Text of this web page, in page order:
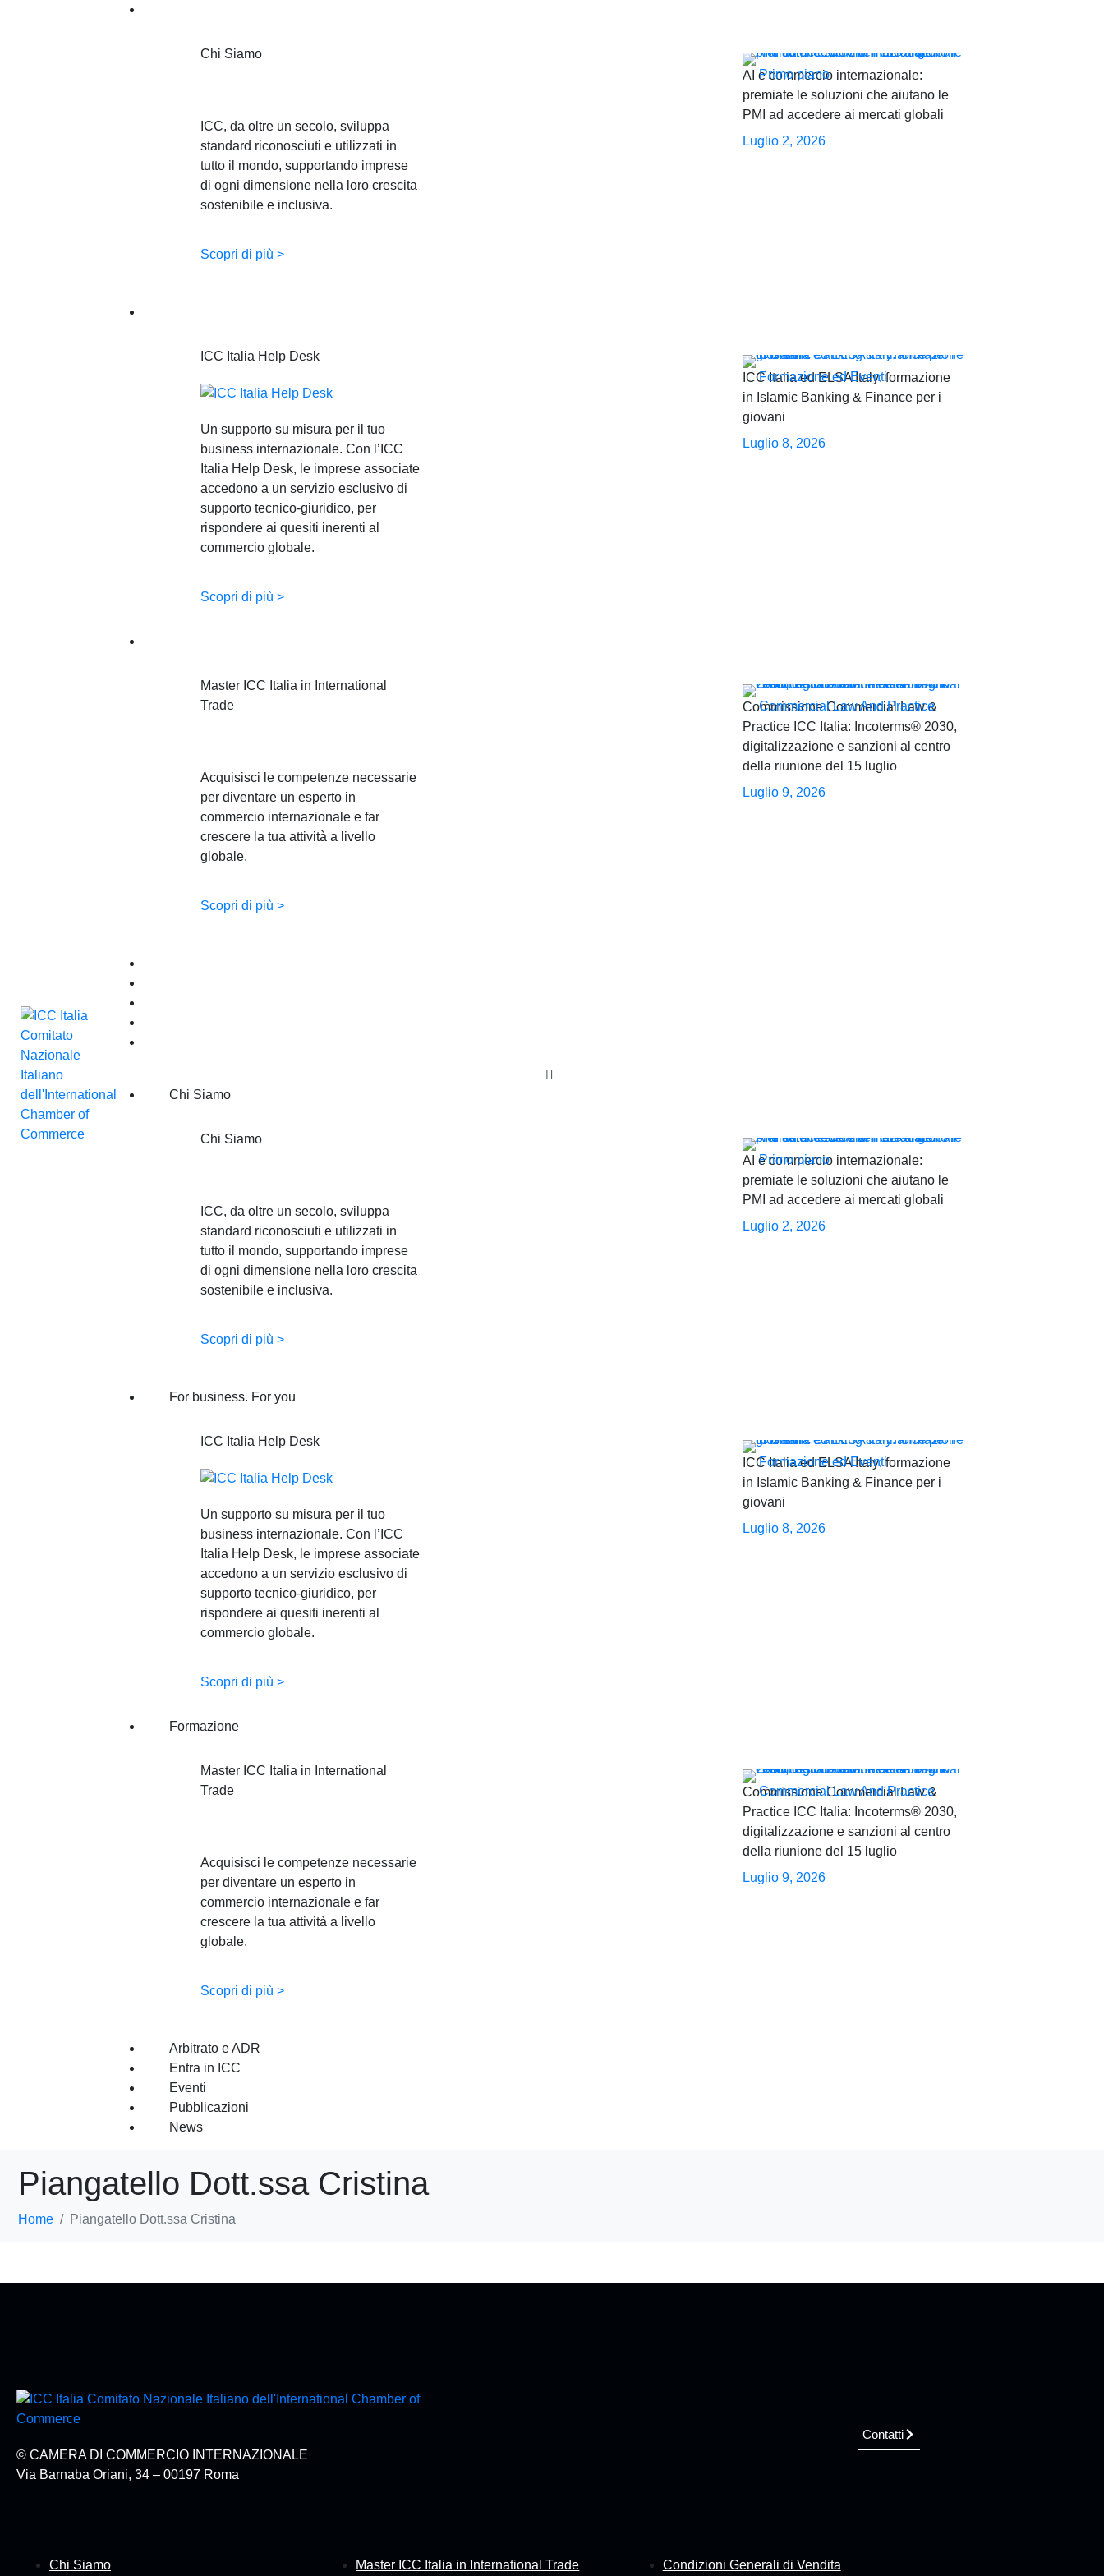
Chi Siamo
ICC, da oltre un secolo, sviluppa
standard riconosciuti e utilizzati in
tutto il mondo, supportando imprese
di ogni dimensione nella loro crescita
sostenibile e inclusiva.
Scopri di più >
Primo piano
AI e commercio internazionale:
premiate le soluzioni che aiutano le
PMI ad accedere ai mercati globali
Luglio 2, 2026
ICC Italia Help Desk
Un supporto su misura per il tuo
business internazionale. Con l’ICC
Italia Help Desk, le imprese associate
accedono a un servizio esclusivo di
supporto tecnico-giuridico, per
rispondere ai quesiti inerenti al
commercio globale.
Scopri di più >
Formazione ed Eventi
ICC Italia ed ELSA Italy: formazione
in Islamic Banking & Finance per i
giovani
Luglio 8, 2026
Master ICC Italia in International
Trade
Acquisisci le competenze necessarie
per diventare un esperto in
commercio internazionale e far
crescere la tua attività a livello
globale.
Scopri di più >
Commercial Law And Practice
Commissione Commercial Law &
Practice ICC Italia: Incoterms® 2030,
digitalizzazione e sanzioni al centro
della riunione del 15 luglio
Luglio 9, 2026
Chi Siamo
Chi Siamo
ICC, da oltre un secolo, sviluppa
standard riconosciuti e utilizzati in
tutto il mondo, supportando imprese
di ogni dimensione nella loro crescita
sostenibile e inclusiva.
Scopri di più >
Primo piano
AI e commercio internazionale:
premiate le soluzioni che aiutano le
PMI ad accedere ai mercati globali
Luglio 2, 2026
For business. For you
ICC Italia Help Desk
Un supporto su misura per il tuo
business internazionale. Con l’ICC
Italia Help Desk, le imprese associate
accedono a un servizio esclusivo di
supporto tecnico-giuridico, per
rispondere ai quesiti inerenti al
commercio globale.
Scopri di più >
Formazione ed Eventi
ICC Italia ed ELSA Italy: formazione
in Islamic Banking & Finance per i
giovani
Luglio 8, 2026
Formazione
Master ICC Italia in International
Trade
Acquisisci le competenze necessarie
per diventare un esperto in
commercio internazionale e far
crescere la tua attività a livello
globale.
Scopri di più >
Commercial Law And Practice
Commissione Commercial Law &
Practice ICC Italia: Incoterms® 2030,
digitalizzazione e sanzioni al centro
della riunione del 15 luglio
Luglio 9, 2026
Arbitrato e ADR
Entra in ICC
Eventi
Pubblicazioni
News
Piangatello Dott.ssa Cristina
Home Piangatello Dott.ssa Cristina
© CAMERA DI COMMERCIO INTERNAZIONALE
Via Barnaba Oriani, 34 – 00197 Roma
Contatti
Chi Siamo Master ICC Italia in International Trade Condizioni Generali di Vendita